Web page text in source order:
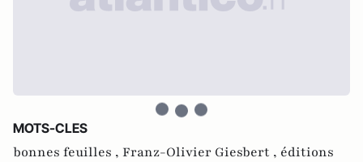
MOTS-CLES
bonnes feuilles , Franz-Olivier Giesbert , éditions